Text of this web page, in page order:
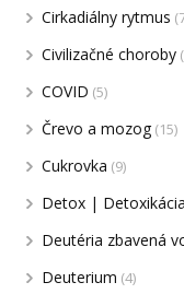
Cirkadiálny rytmus
Civilizačné choroby
COVID (5)
Črevo a mozog (15)
Cukrovka (9)
Detox | Detoxikácia
Deutéria zbavená
Deuterium (4)